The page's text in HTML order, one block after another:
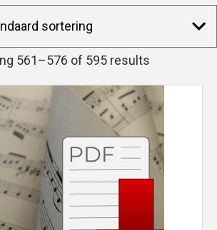
561–576 of 595 results